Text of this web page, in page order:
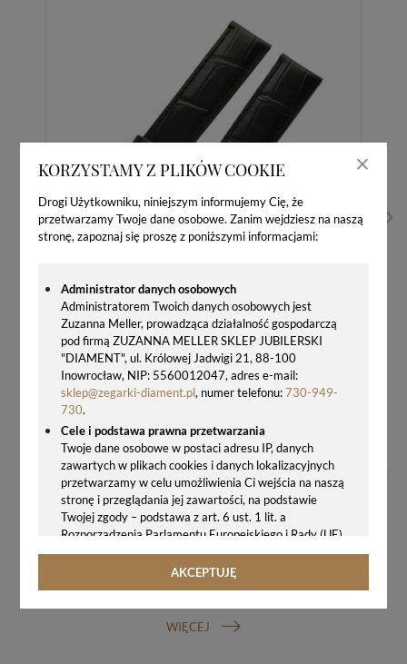
KORZYSTAMY Z PLIKÓW COOKIE
Drogi Użytkowniku, niniejszym informujemy Cię, że
przetwarzamy Twoje dane osobowe. Zanim wejdziesz na naszą
stronę, zapoznaj się proszę z poniższymi informacjami:
Administrator danych osobowych
Administratorem Twoich danych osobowych jest
Zuzanna Meller, prowadząca działalność gospodarczą
pod firmą ZUZANNA MELLER SKLEP JUBILERSKI
"DIAMENT", ul. Królowej Jadwigi 21, 88-100
Inowrocław, NIP: 5560012047, adres e-mail:
sklep@zegarki-diament.pl, numer telefonu:730-949-
730.
Cele i podstawa prawna przetwarzania
Twoje dane osobowe w postaci adresu IP, danych
zawartych w plikach cookies i danych lokalizacyjnych
przetwarzamy w celu umożliwienia Ci wejścia na naszą
stronę i przeglądania jej zawartości, na podstawie
Twojej zgody – podstawa z art. 6 ust. 1 lit. a
Rozporządzenia Parlamentu Europejskiego i Rady (UE)
2016/679 z 27.04.2016 r. w sprawie ochrony osób
fizycznych w związku z przetwarzaniem danych
rozporządzenie o ochronie danych, tj. RODO).
AKCEPTUJĘ
229,00 zł
GWARANCJA ORYGINALNOŚCI ZEGARKA
WIĘCEJ